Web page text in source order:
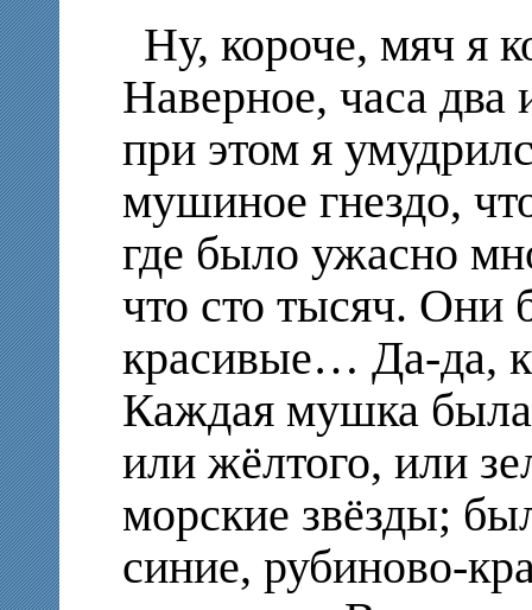
Ну, короче, мяч я
Наверное, часа два
при этом я
мушиное гнездо,
где было ужасно
что сто тысяч. Они
красивые… Да-да,
Каждая мушка была
или жёлтого, или
морские звёзды;
синие, рубиново-